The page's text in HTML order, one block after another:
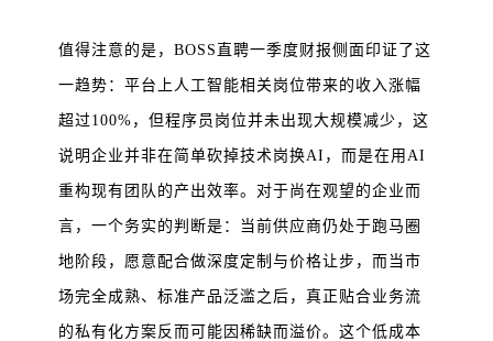
值得注意的是，BOSS直聘一季度财报侧面印证了这
一趋势：平台上人工智能相关岗位带来的收入涨幅
超过100%，但程序员岗位并未出现大规模减少，这
说明企业并非在简单砍掉技术岗换AI，而是在用AI
重构现有团队的产出效率。对于尚在观望的企业而
言，一个务实的判断是：当前供应商仍处于跑马圈
地阶段，愿意配合做深度定制与价格让步，而当市
场完全成熟、标准产品泛滥之后，真正贴合业务流
的私有化方案反而可能因稀缺而溢价。这个低成本